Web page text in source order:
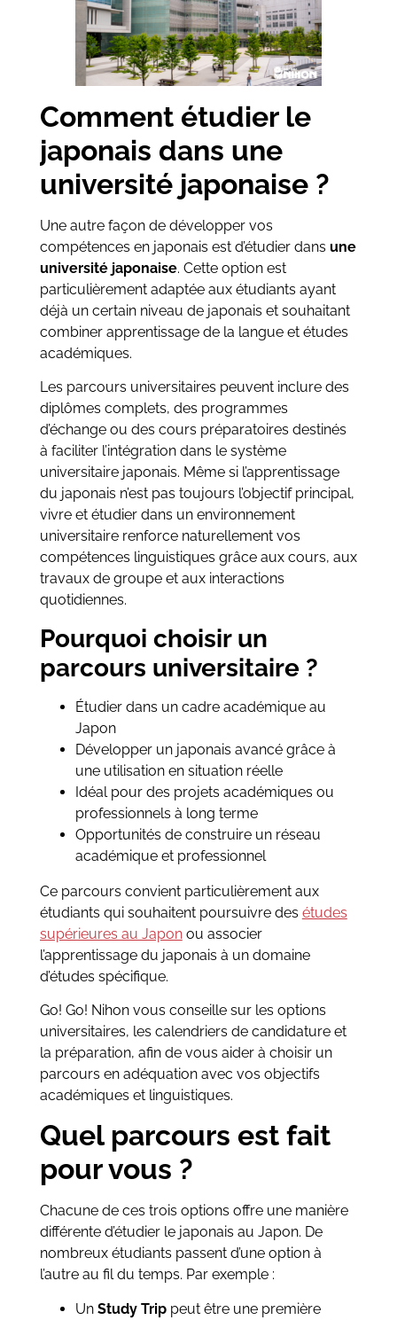
Comment étudier le
japonais dans une
université japonaise ?
Une autre façon de développer vos
compétences en japonais est d’étudier dans une
université japonaise. Cette option est
particulièrement adaptée aux étudiants ayant
déjà un certain niveau de japonais et souhaitant
combiner apprentissage de la langue et études
académiques.
Les parcours universitaires peuvent inclure des
diplômes complets, des programmes
d’échange ou des cours préparatoires destinés
à faciliter l’intégration dans le système
universitaire japonais. Même si l’apprentissage
du japonais n’est pas toujours l’objectif principal,
vivre et étudier dans un environnement
universitaire renforce naturellement vos
compétences linguistiques grâce aux cours, aux
travaux de groupe et aux interactions
quotidiennes.
Pourquoi choisir un
parcours universitaire ?
Étudier dans un cadre académique au
Japon
Développer un japonais avancé grâce à
une utilisation en situation réelle
Idéal pour des projets académiques ou
professionnels à long terme
Opportunités de construire un réseau
académique et professionnel
Ce parcours convient particulièrement aux
étudiants qui souhaitent poursuivre des études
supérieures au Japonou associer
l’apprentissage du japonais à un domaine
d’études spécifique.
Go! Go! Nihon vous conseille sur les options
universitaires, les calendriers de candidature et
la préparation, afin de vous aider à choisir un
parcours en adéquation avec vos objectifs
académiques et linguistiques.
Quel parcours est fait
pour vous ?
Chacune de ces trois options offre une manière
différente d’étudier le japonais au Japon. De
nombreux étudiants passent d’une option à
l’autre au fil du temps. Par exemple :
Un Study Trippeut être une première